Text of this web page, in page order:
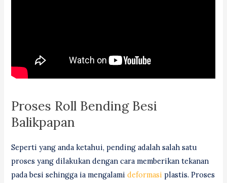
Proses Roll Bending Besi
Balikpapan
Seperti yang anda ketahui, pending adalah salah satu
proses yang dilakukan dengan cara memberikan tekanan
pada besi sehingga ia mengalamideformasi plastis. Proses